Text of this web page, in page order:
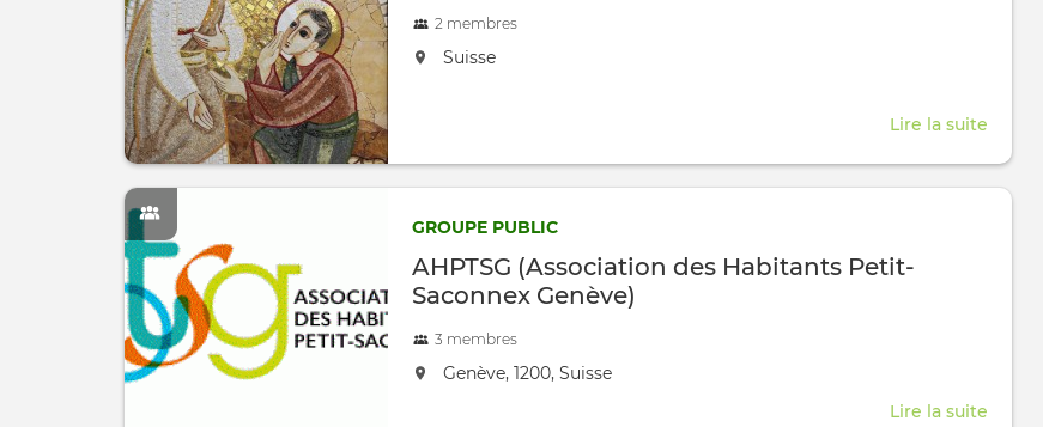
2 membres
located at:
Suisse
Lire la suite
Saint-
GROUPE PUBLIC
AHPTSG (Association des Habitants Petit-
Saconnex Genève)
3 membres
located at:
Genève, 1200, Suisse
Lire la suite